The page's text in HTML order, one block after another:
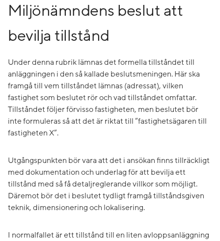
Miljönämndens beslut att
bevilja tillstånd
Under denna rubrik lämnas det formella tillståndet till
anläggningen i den så kallade beslutsmeningen. Här ska
framgå till vem tillståndet lämnas (adressat), vilken
fastighet som beslutet rör och vad tillståndet omfattar.
Tillståndet följer förvisso fastigheten, men beslutet bör
inte formuleras så att det är riktat till ”fastighetsägaren till
fastigheten X”.
Utgångspunkten bör vara att det i ansökan finns tillräckligt
med dokumentation och underlag för att bevilja ett
tillstånd med så få detaljreglerande villkor som möjligt.
Däremot bör det i beslutet tydligt framgå tillståndsgiven
teknik, dimensionering och lokalisering.
I normalfallet är ett tillstånd till en liten avloppsanläggning